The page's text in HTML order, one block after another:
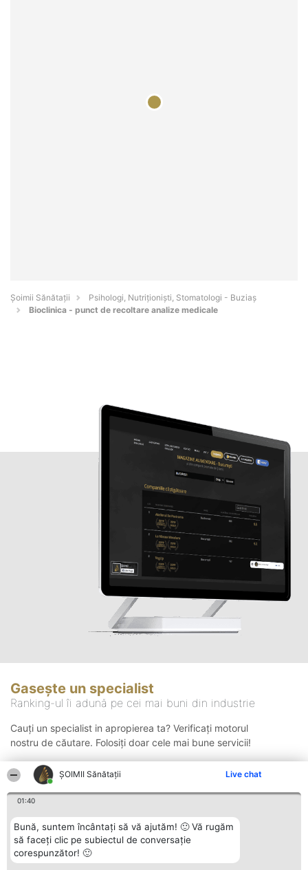
ŞOIMII Sănătații Live chat
01:40
Bună, suntem încântați să vă ajutăm! 🙂 Vă rugăm
să faceți clic pe subiectul de conversație
corespunzător! 🙂
Şoimii Sănătații
Psihologi, Nutriționiști, Stomatologi - Buziaş
Bioclinica - punct de recoltare analize medicale
Gasește un specialist
Ranking-ul îi adună pe cei mai buni din industrie
Cauți un specialist in apropierea ta? Verificați motorul
nostru de căutare. Folosiți doar cele mai bune servicii!